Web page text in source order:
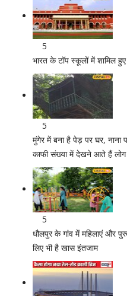
5
भारत के टॉप स्कूलों में शामिल
5
मुंगेर में बना है पेड़ पर घर,
काफी संख्या में देखने आते हैं लोग
5
धौलपुर के गांव में महिलाएं और
लिए भी है खास इंतजाम